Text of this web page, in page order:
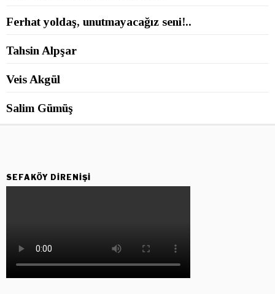
Ferhat yoldaş, unutmayacağız seni!..
Tahsin Alpşar
Veis Akgül
Salim Gümüş
SEFAKÖY DIRENIŞI